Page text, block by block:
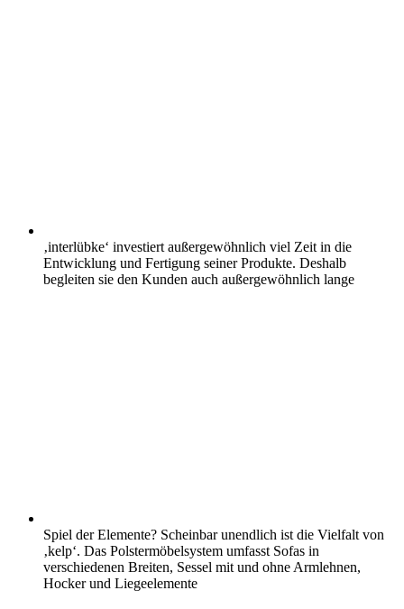
‚interlübke‘ investiert außergewöhnlich viel Zeit in die
Entwicklung und Fertigung seiner Produkte. Deshalb
begleiten sie den Kunden auch außergewöhnlich lange
Spiel der Elemente? Scheinbar unendlich ist die Vielfalt von
‚kelp‘. Das Polstermöbelsystem umfasst Sofas in
verschiedenen Breiten, Sessel mit und ohne Armlehnen,
Hocker und Liegeelemente